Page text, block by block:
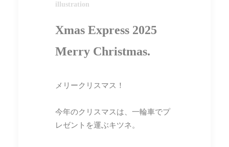
illustration
Xmas Express 2025
Merry Christmas.
メリークリスマス！
今年のクリスマスは、一輪車でプ
レゼントを運ぶキツネ。